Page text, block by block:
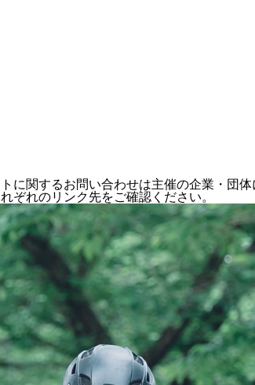
関するお問い合わせは主催の企業・団体
ぞれのリンク先をご確認ください。